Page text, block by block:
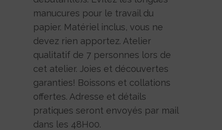
manucures pour le travail du
papier. Matériel inclus, vous ne
devez rien apportez. Atelier
qualitatif de 7 personnes lors de
cet atelier. Joies et découvertes
garanties! Boissons et collations
offertes. Adresse et détails
pratiques seront envoyés par mail
dans les 48H00.